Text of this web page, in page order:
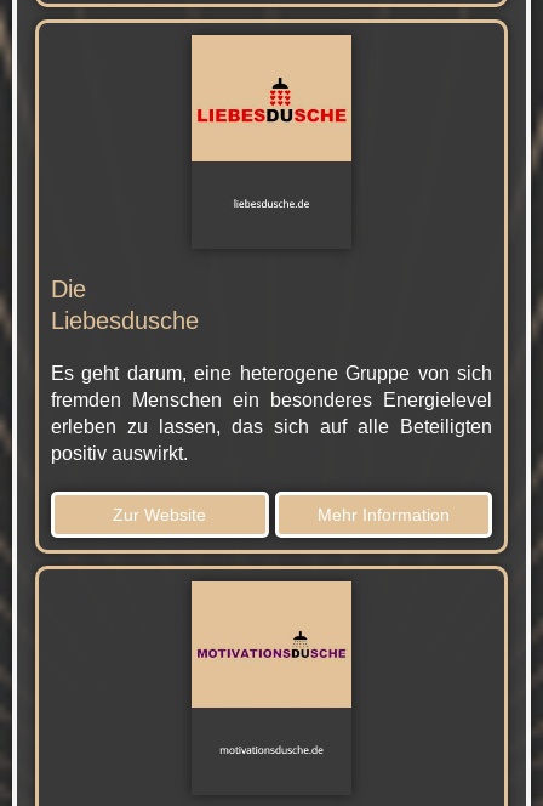
Die
Liebesdusche
Es geht darum, eine heterogene Gruppe von sich
fremden Menschen ein besonderes Energielevel
erleben zu lassen, das sich auf alle Beteiligten
positiv auswirkt.
Zur Website Mehr Information